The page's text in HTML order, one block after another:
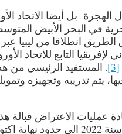
بل أيضا الاتحاد
البحر الأبيض
انطلاقا من ليبيا عبر
[3]
. المستفيد الرئيسي من
يتم تدريبه وتجهيزه
عمليات الاعتراض قبالة